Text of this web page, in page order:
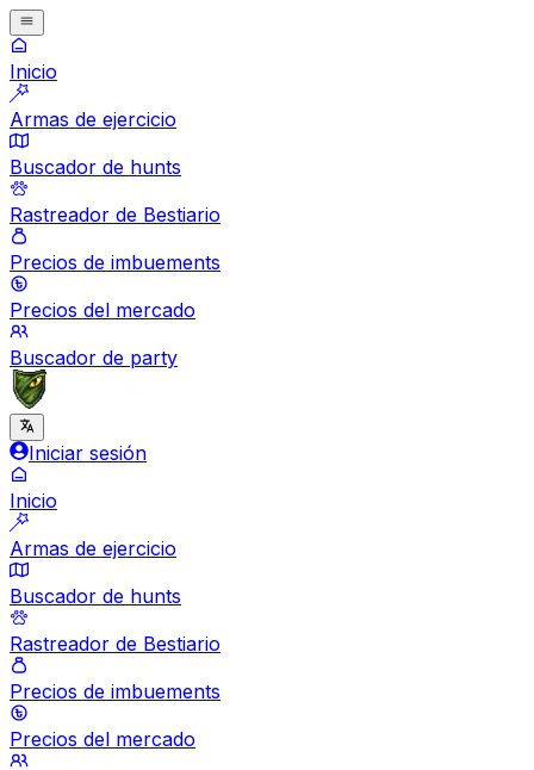
Inicio
Armas de ejercicio
Buscador de hunts
Rastreador de Bestiario
Precios de imbuements
Precios del mercado
Buscador de party
Iniciar sesión
Inicio
Armas de ejercicio
Buscador de hunts
Rastreador de Bestiario
Precios de imbuements
Precios del mercado